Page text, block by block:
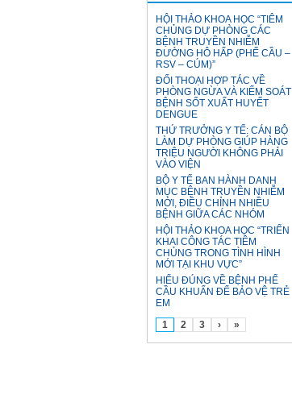
HỘI THẢO KHOA HỌC “TIÊM
CHỦNG DỰ PHÒNG CÁC
BỆNH TRUYỀN NHIỄM
ĐƯỜNG HÔ HẤP (PHẾ CẦU –
RSV – CÚM)”
ĐỐI THOẠI HỢP TÁC VỀ
PHÒNG NGỪA VÀ KIỂM SOÁT
BỆNH SỐT XUẤT HUYẾT
DENGUE
THỨ TRƯỞNG Y TẾ: CÁN BỘ
LÀM DỰ PHÒNG GIÚP HÀNG
TRIỆU NGƯỜI KHÔNG PHẢI
VÀO VIỆN
BỘ Y TẾ BAN HÀNH DANH
MỤC BỆNH TRUYỀN NHIỄM
MỚI, ĐIỀU CHỈNH NHIỀU
BỆNH GIỮA CÁC NHÓM
HỘI THẢO KHOA HỌC “TRIỂN
KHAI CÔNG TÁC TIÊM
CHỦNG TRONG TÌNH HÌNH
MỚI TẠI KHU VỰC”
HIỂU ĐÚNG VỀ BỆNH PHẾ
CẦU KHUẨN ĐỂ BẢO VỆ TRẺ
EM
1
2 3 › »